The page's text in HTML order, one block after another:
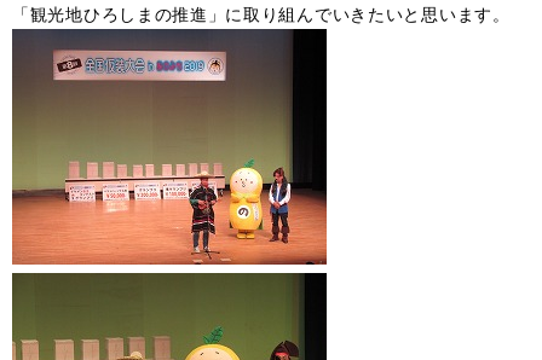
「観光地ひろしまの推進」に取り組んでいきたいと思います。